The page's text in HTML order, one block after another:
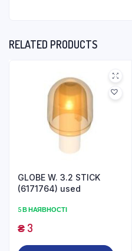
RELATED PRODUCTS
GLOBE W. 3.2 STICK
(6171764) used
5 В НАЯВНОСТІ
₴3